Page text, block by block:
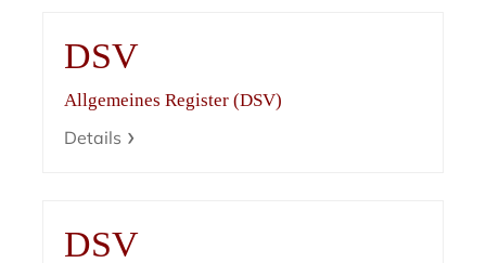
DSV
Allgemeines Register (DSV)
Details
DSV